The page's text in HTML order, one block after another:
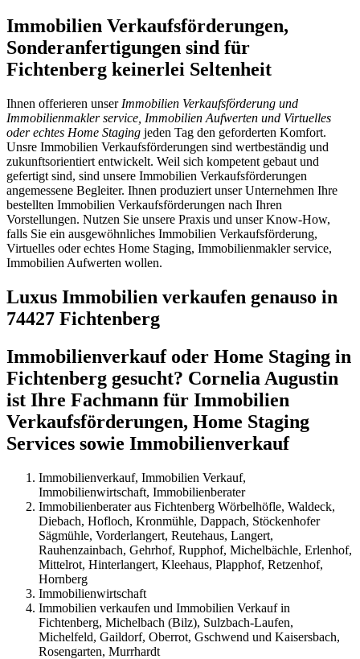
Immobilien Verkaufsförderungen,
Sonderanfertigungen sind für
Fichtenberg keinerlei Seltenheit
Ihnen offerieren unser Immobilien Verkaufsförderung und
Immobilienmakler service, Immobilien Aufwerten und Virtuelles
oder echtes Home Staging jeden Tag den geforderten Komfort.
Unsre Immobilien Verkaufsförderungen sind wertbeständig und
zukunftsorientiert entwickelt. Weil sich kompetent gebaut und
gefertigt sind, sind unsere Immobilien Verkaufsförderungen
angemessene Begleiter. Ihnen produziert unser Unternehmen Ihre
bestellten Immobilien Verkaufsförderungen nach Ihren
Vorstellungen. Nutzen Sie unsere Praxis und unser Know-How,
falls Sie ein ausgewöhnliches Immobilien Verkaufsförderung,
Virtuelles oder echtes Home Staging, Immobilienmakler service,
Immobilien Aufwerten wollen.
Luxus Immobilien verkaufen genauso in
74427 Fichtenberg
Immobilienverkauf oder Home Staging in
Fichtenberg gesucht? Cornelia Augustin
ist Ihre Fachmann für Immobilien
Verkaufsförderungen, Home Staging
Services sowie Immobilienverkauf
Immobilienverkauf, Immobilien Verkauf,
Immobilienwirtschaft, Immobilienberater
Immobilienberater aus Fichtenberg Wörbelhöfle, Waldeck,
Diebach, Hofloch, Kronmühle, Dappach, Stöckenhofer
Sägmühle, Vorderlangert, Reutehaus, Langert,
Rauhenzainbach, Gehrhof, Rupphof, Michelbächle, Erlenhof,
Mittelrot, Hinterlangert, Kleehaus, Plapphof, Retzenhof,
Hornberg
Immobilienwirtschaft
Immobilien verkaufen und Immobilien Verkauf in
Fichtenberg, Michelbach (Bilz), Sulzbach-Laufen,
Michelfeld, Gaildorf, Oberrot, Gschwend und Kaisersbach,
Rosengarten, Murrhardt